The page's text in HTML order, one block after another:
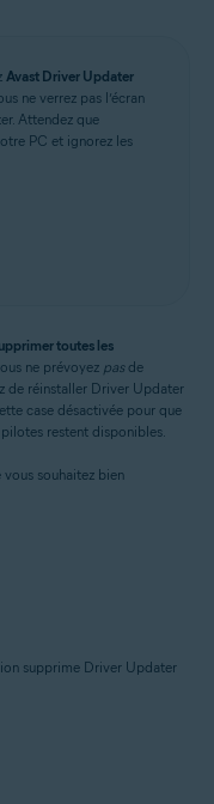
Avast Driver Updater
ne verrez pas l’écran
Attendez que
PC et ignorez les
toutes les
ne prévoyez pasde
de réinstaller Driver Updater
case désactivée pour que
restent disponibles.
souhaitez bien
supprime Driver Updater